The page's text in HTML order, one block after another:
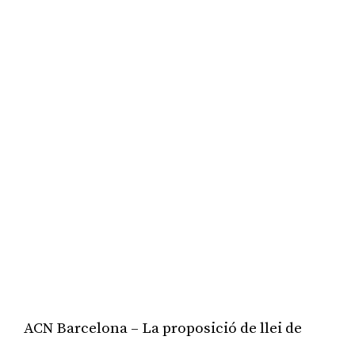
ACN Barcelona – La proposició de llei de